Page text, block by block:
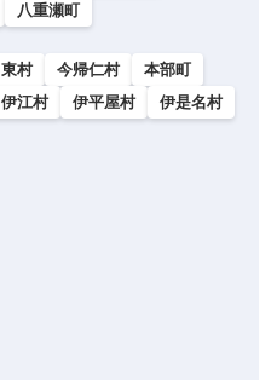
八重瀬町
東村 今帰仁村
本部町
伊江村 伊平屋村 伊是名村